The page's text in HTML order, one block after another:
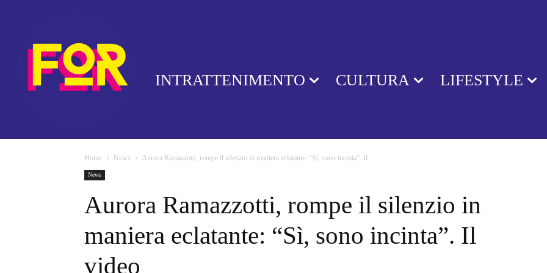
INTRATTENIMENTO CULTURA LIFESTYLE
Home News Aurora Ramazzotti, rompe il silenzio in maniera eclatante: “Sì, sono incinta”. Il...
News
Aurora Ramazzotti, rompe il silenzio in
maniera eclatante: “Sì, sono incinta”. Il
video